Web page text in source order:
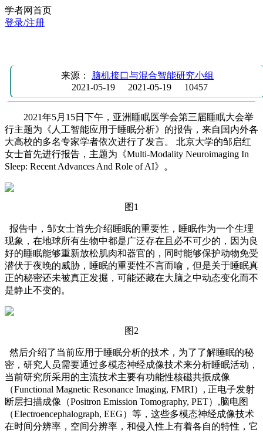
学者网首页
登录/注册
来源： 脑机接口与混合智能研究小组
2021-05-19
2021-05-19 10457
2021年5月15日下午，亚洲睡眠医学会第三届睡眠大会举
行主题为《人工智能应用于睡眠分析》的报告，来自国内外各
大高校的多名专家学者依次进行了发言。 北京大学的邹启红
女士首先进行报告，主题为《Multi-Modality Neuroimaging In
Sleep: Recent Advances And Role of AI》。
图1
报告中，邹女士首先介绍睡眠的重要性，睡眠作为一个生理
现象，在地球所有生物中都是广泛存在且必不可少的，因为良
好的睡眠能够重新放松肌肉和器官的，同时能够保护动物免受
潜伏于夜晚的威胁，睡眠的重要性不言而喻，但是关于睡眠真
正的秘密还未被真正发掘，可能还藏在大脑之中动态变化而不
是静止不变的。
图2
然后介绍了当前应用于睡眠分析的技术，为了了解睡眠的秘
密，研究人员需要通过多模态神经成像技术来分析睡眠活动，
当前研究所采用的主流技术主要有功能性核磁共振成像
（Functional Magnetic Resonance Imaging, FMRI）, 正电子发射
断层扫描成像（Positron Emission Tomography, PET）,脑电图
（Electroencephalograph, EEG）等，这些多模态神经成像技术
在时间分辨率，空间分辨率，和侵入性上有着各自的特性，它